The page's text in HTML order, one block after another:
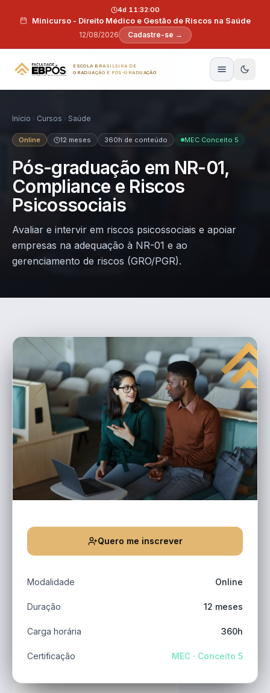
Minicurso - Direito Médico e Gestão de Riscos na Saúde
12/08/2026
4d 11:31:59
Cadastre-se →
Summit IA Pro 2026
27/08/2026
19d 11:31:59
Participe →
ESCOLA BRASILEIRA DE
GRADUAÇÃO E PÓS-GRADUAÇÃO
Início Cursos Saúde
Online 12 meses 360h de conteúdo MEC Conceito 5
Pós-graduação em NR-01,
Compliance e Riscos
Psicossociais
Avaliar e intervir em riscos psicossociais e apoiar
empresas na adequação à NR-01 e ao
gerenciamento de riscos (GRO/PGR).
Quero me inscrever
Modalidade Online
Duração 12 meses
Carga horária 360h
Certificação MEC · Conceito 5